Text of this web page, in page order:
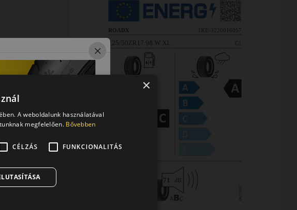
×
A weboldalunk használatával
megfelelően. Bővebben
CÉLZÁS FUNKCIONALITÁS